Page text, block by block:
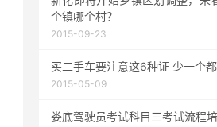
个镇哪个村？
2015-09-23
买二手车要注意这6种证 少一个
2015-05-09
娄底驾驶员考试科目三考试流程